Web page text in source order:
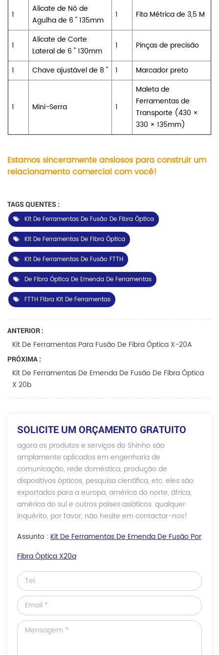
1
Alicate de Nó de
Agulha de 6 '' 135mm
1 Fita Métrica de 3,5 M
1
Alicate de Corte
Lateral de 6 '' 130mm
1 Pinças de precisão
1 Chave ajustável de 8 " 1 Marcador preto
1 Mini-Serra 1
Maleta de
Ferramentas de
Transporte (430 ×
330 × 135mm)
Estamos sinceramente ansiosos para construir um
relacionamento comercial com você!
TAGS QUENTES :
Kit De Ferramentas De Fusão De Fibra Óptica
Kit De Ferramentas De Fibra Óptica
Kit De Ferramentas De Fusão FTTH
De Fibra Óptica De Emenda De Ferramentas
FTTH Fibra Kit De Ferramentas
ANTERIOR :
Kit De Ferramentas Para Fusão De Fibra Óptica X-20A
PRÓXIMA :
Kit De Ferramentas De Emenda De Fusão De Fibra Óptica
X 20b
SOLICITE UM ORÇAMENTO GRATUITO
agora os produtos e serviços do Shinho são
amplamente aplicados em engenharia de
comunicação, rede doméstica, produção de
dispositivos ópticos, pesquisa científica, etc. eles são
exportados para a europa, américa do norte, áfrica,
américa do sul e outros países asiáticos. qualquer
inquérito, por favor, não hesite em contactar-nos!
Assunto : Kit De Ferramentas De Emenda De Fusão Por
Fibra Óptica X20a